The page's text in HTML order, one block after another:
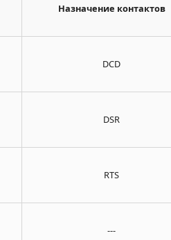
Назначение контактов
DCD
DSR
RTS
---